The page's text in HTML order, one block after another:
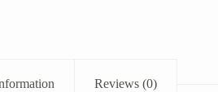
Reviews (0)